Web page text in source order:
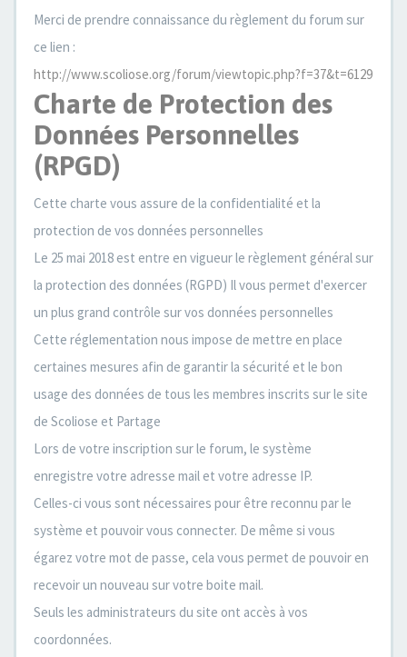
Merci de prendre connaissance du règlement du forum sur
ce lien :
http://www.scoliose.org/forum/viewtopic.php?f=37&t=6129
Charte de Protection des
Données Personnelles
(RPGD)
Cette charte vous assure de la confidentialité et la
protection de vos données personnelles
Le 25 mai 2018 est entre en vigueur le règlement général sur
la protection des données (RGPD) Il vous permet d'exercer
un plus grand contrôle sur vos données personnelles
Cette réglementation nous impose de mettre en place
certaines mesures afin de garantir la sécurité et le bon
usage des données de tous les membres inscrits sur le site
de Scoliose et Partage
Lors de votre inscription sur le forum, le système
enregistre votre adresse mail et votre adresse IP.
Celles-ci vous sont nécessaires pour être reconnu par le
système et pouvoir vous connecter. De même si vous
égarez votre mot de passe, cela vous permet de pouvoir en
recevoir un nouveau sur votre boite mail.
Seuls les administrateurs du site ont accès à vos
coordonnées.